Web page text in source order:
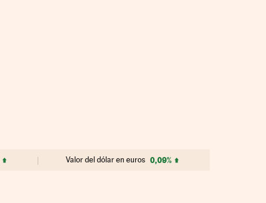
Valor del dólar en euros 0,09%